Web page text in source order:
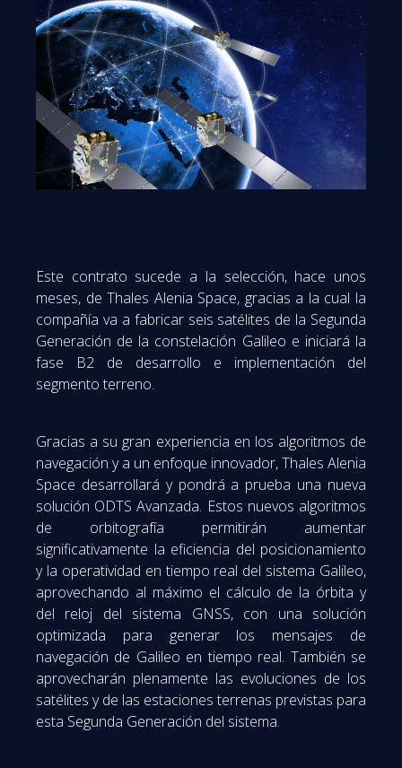
Este contrato sucede a la selección, hace unos
meses, de Thales Alenia Space, gracias a la cual la
compañía va a fabricar seis satélites de la Segunda
Generación de la constelación Galileo e iniciará la
fase B2 de desarrollo e implementación del
segmento terreno.
Gracias a su gran experiencia en los algoritmos de
navegación y a un enfoque innovador, Thales Alenia
Space desarrollará y pondrá a prueba una nueva
solución ODTS Avanzada. Estos nuevos algoritmos
de orbitografía permitirán aumentar
significativamente la eficiencia del posicionamiento
y la operatividad en tiempo real del sistema Galileo,
aprovechando al máximo el cálculo de la órbita y
del reloj del sistema GNSS, con una solución
optimizada para generar los mensajes de
navegación de Galileo en tiempo real. También se
aprovecharán plenamente las evoluciones de los
satélites y de las estaciones terrenas previstas para
esta Segunda Generación del sistema.